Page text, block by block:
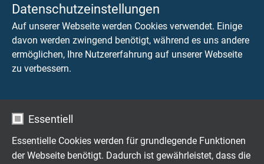
Datenschutzeinstellungen
Auf unserer Webseite werden Cookies verwendet. Einige
davon werden zwingend benötigt, während es uns andere
ermöglichen, Ihre Nutzererfahrung auf unserer Webseite
zu verbessern.
Essentiell
Essentielle Cookies werden für grundlegende Funktionen
der Webseite benötigt. Dadurch ist gewährleistet, dass die
Lemo Redel Steckverbinder
Stecker und Kupplung, mit oranger
Knickschutztülle und schwarzer Schutzkappe
4-Kanal: 8-polig, Code B
2-Kanal: 2-polig, Code C
Zustand